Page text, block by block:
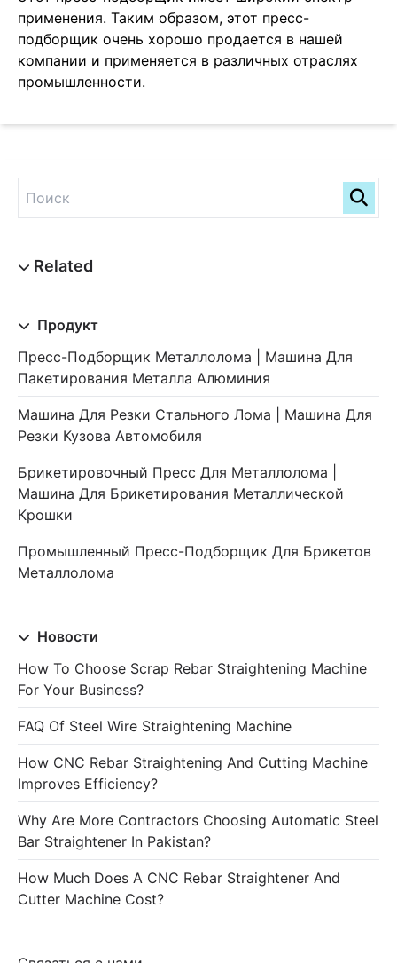
Продукт
Пресс-Подборщик Металлолома | Машина Для
Пакетирования Металла Алюминия
Машина Для Резки Стального Лома | Машина Для
Резки Кузова Автомобиля
Брикетировочный Пресс Для Металлолома |
Машина Для Брикетирования Металлической
Крошки
Промышленный Пресс-Подборщик Для Брикетов
Металлолома
Новости
How To Choose Scrap Rebar Straightening Machine
For Your Business?
FAQ Of Steel Wire Straightening Machine
How CNC Rebar Straightening And Cutting Machine
Improves Efficiency?
Why Are More Contractors Choosing Automatic Steel
Bar Straightener In Pakistan?
How Much Does A CNC Rebar Straightener And
Cutter Machine Cost?
применения. Таким образом, этот пресс-
подборщик очень хорошо продается в нашей
компании и применяется в различных отраслях
промышленности.